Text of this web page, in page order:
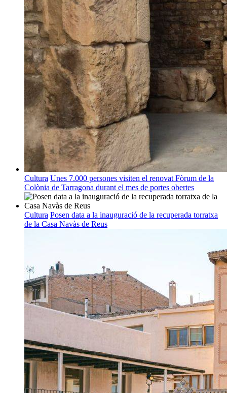
Cultura Unes 7.000 persones visiten el renovat Fòrum de la
Colònia de Tarragona durant el mes de portes obertes
Cultura Posen data a la inauguració de la recuperada torratxa
de la Casa Navàs de Reus